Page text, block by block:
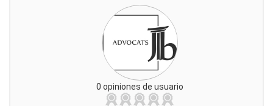
0 opiniones de usuario